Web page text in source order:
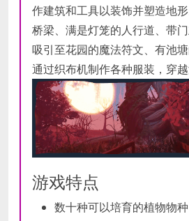
作建筑和工具以装饰并塑造地
桥梁、满是灯笼的人行道、带
吸引至花园的魔法符文、有池塘
通过织布机制作各种服装，穿越
游戏特点
数十种可以培育的植物物